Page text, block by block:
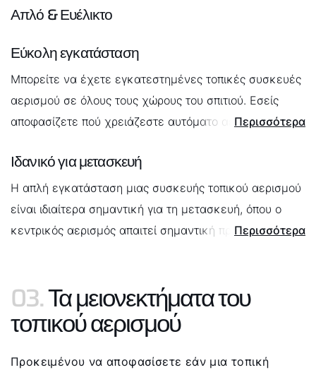
Απλό & Ευέλικτο
Εύκολη εγκατάσταση
Μπορείτε να έχετε εγκατεστημένες τοπικές συσκευές
αερισμού σε όλους τους χώρους του σπιτιού. Εσείς
αποφασίζετε πού χρειάζεστε αυτόματο αερισμό και
Το μόνο που απαιτείται για την εγκατάσταση είναι μια
οπή στον τοίχο και μια σύνδεση ρεύματος. Επίσης δεν
χάνεται πολύτιμη επιφάνεια χώρου με μία τοπική
Περισσότερα
Ιδανικό για μετασκευή
Η απλή εγκατάσταση μιας συσκευής τοπικού αερισμού
είναι ιδιαίτερα σημαντική για τη μετασκευή, όπου ο
κεντρικός αερισμός απαιτεί σημαντική προσπάθεια
Περισσότερα
03.Τα μειονεκτήματα του
τοπικού αερισμού
Προκειμένου να αποφασίσετε εάν μια τοπική